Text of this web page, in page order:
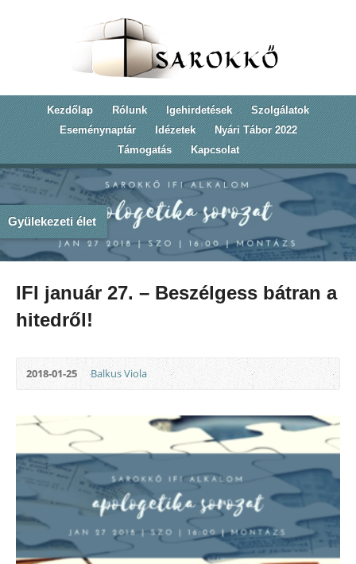
Kezdőlap Rólunk Igehirdetések
Szolgálatok
Eseménynaptár
Idézetek
Nyári Tábor 2022
Támogatás
Kapcsolat
Gyülekezeti élet
IFI január 27. – Beszélgess bátran a
hitedről!
2018-01-25 Balkus Viola